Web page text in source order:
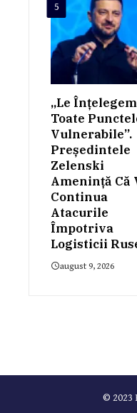
5
„Le Înțelegem
Toate
Vulnerabile”.
Președintele
Zelenski
Amenință Că
Continua
Atacurile
Împotriva
Logisticii
august 9, 2026
© 2023